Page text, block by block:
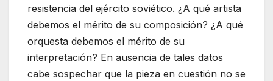
resistencia del ejército soviético. ¿A qué artista
debemos el mérito de su composición? ¿A qué
orquesta debemos el mérito de su
interpretación? En ausencia de tales datos
cabe sospechar que la pieza en cuestión no se